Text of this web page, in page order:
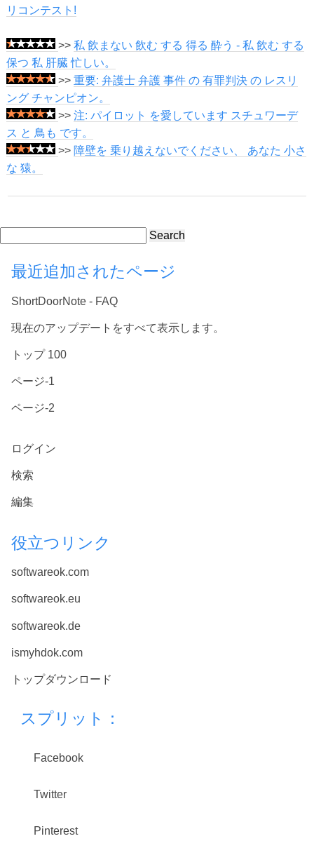
リコンテスト!
>> 私 飲まない 飲む する 得る 酔う - 私 飲む する
保つ 私 肝臓 忙しい。
>> 重要: 弁護士 弁護 事件 の 有罪判決 の レスリ
ング チャンピオン。
>> 注: パイロット を愛しています スチュワーデ
ス と 鳥も です。
>> 障壁を 乗り越えないでください、 あなた 小さ
な 猿。
Search
最近追加されたページ
ShortDoorNote - FAQ
現在のアップデートをすべて表示します。
トップ 100
ページ-1
ページ-2
ログイン
検索
編集
役立つリンク
softwareok.com
softwareok.eu
softwareok.de
ismyhdok.com
トップダウンロード
スプリット：
Facebook
Twitter
Pinterest